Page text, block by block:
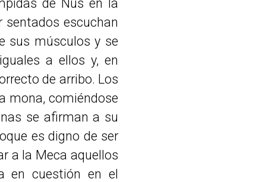
de Ñus en la
escuchan
sus músculos y se
a ellos y, en
de arribo. Los
mona, comiéndose
se afirman a su
es digno de ser
a la Meca aquellos
en cuestión en el